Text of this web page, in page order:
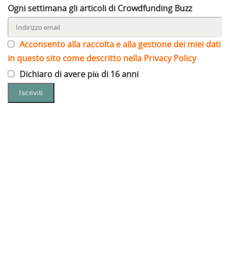
Ogni settimana gli articoli di Crowdfunding Buzz
Acconsento alla raccolta e alla gestione dei miei dati
in questo sito come descritto nella Privacy Policy
Dichiaro di avere più di 16 anni